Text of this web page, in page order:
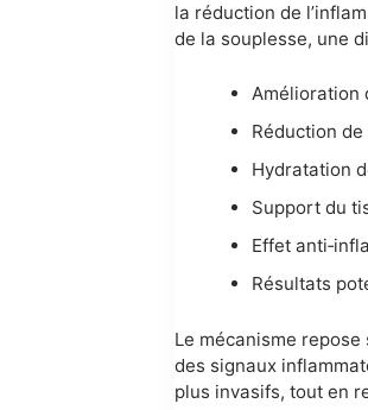
la réduction de
de la souplesse, une
Amélioration
Réduction
Hydratation
Support du
Effet
Résultats
Le mécanisme
des signaux
plus invasifs, tout en